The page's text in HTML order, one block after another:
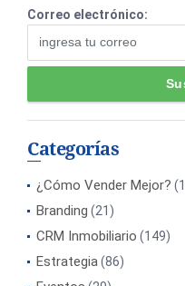
Correo electrónico:
Categorías
¿Cómo Vender Mejor?
Branding (21)
CRM Inmobiliario (149)
Estrategia(86)